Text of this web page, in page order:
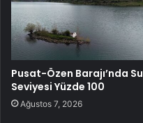
Pusat-Özen Barajı’nda Su
Seviyesi Yüzde 100
Ağustos 7, 2026